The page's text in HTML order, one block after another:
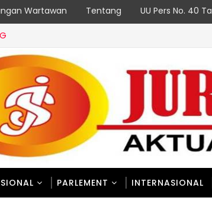
Wartawan Tentang UU Pers No. 40
PARLEMENT INTERNASIONAL